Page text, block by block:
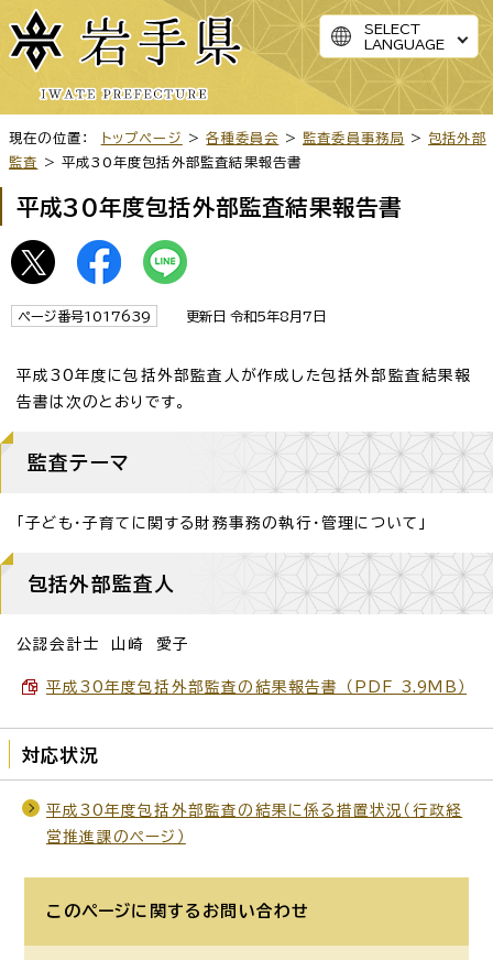
SELECT
LANGUAGE
現在の位置： トップページ >各種委員会 > 監査委員事務局 > 包括外部
監査
> 平成30年度包括外部監査結果報告書
平成30年度包括外部監査結果報告書
ページ番号1017639 更新日 令和5年8月7日
平成30年度に包括外部監査人が作成した包括外部監査結果報
告書は次のとおりです。
監査テーマ
「子ども・子育てに関する財務事務の執行・管理について」
包括外部監査人
公認会計士 山崎 愛子
平成30年度包括外部監査の結果報告書 （PDF 3.9MB）
対応状況
平成30年度包括外部監査の結果に係る措置状況（行政経
営推進課のページ）
このページに関する お問い合わせ